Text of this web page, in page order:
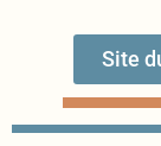
Site